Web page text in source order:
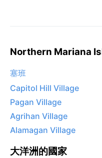
Northern Mariana
塞班
Capitol Hill Village
Pagan Village
Agrihan Village
Alamagan Village
大洋洲的國家